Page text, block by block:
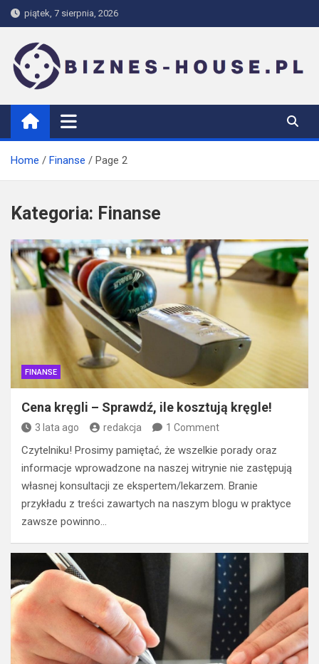
Skip
to
content
piątek, 7 sierpnia, 2026
biznes-house.pl
Home Finanse Page 2
Kategoria: Finanse
FINANSE
Cena kręgli – Sprawdź, ile kosztują kręgle!
3 lata ago redakcja 1 Comment
Czytelniku! Prosimy pamiętać, że wszelkie porady oraz
informacje wprowadzone na naszej witrynie nie zastępują
własnej konsultacji ze ekspertem/lekarzem. Branie
przykładu z treści zawartych na naszym blogu w praktyce
zawsze powinno…